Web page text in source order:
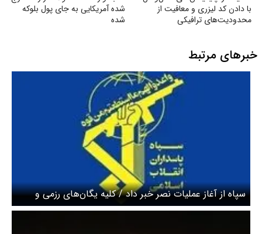
با دادن کد لیزری و معافیت از
محدودیت‌های ترافیکی
شده آمریکایی به جای پول بلوکه
شده
خبرهای مرتبط
سپاه از آغاز عملیات نصر خبر داد / کلیه یگان‌های رزمی و
عملیاتی سپاه در آمادگی کامل هستند